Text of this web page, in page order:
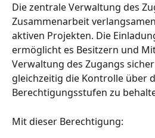
Die zentrale Verwaltung des
Zusammenarbeit
aktiven Projekten. Die
ermöglicht es Besitzern und
Verwaltung des Zugangs
gleichzeitig die Kontrolle über
Berechtigungsstufen zu
Mit dieser Berechtigung: